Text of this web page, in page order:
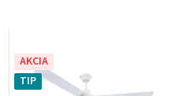
AKCIA
TIP